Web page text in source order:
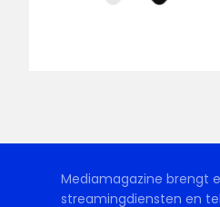
Mediamagazine brengt
streamingdiensten en